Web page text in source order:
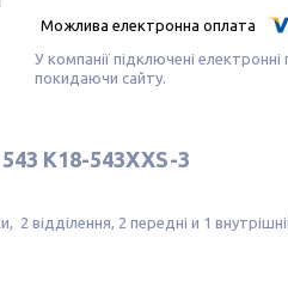
У компанії підключені
покидаючи сайту.
K18-543XXS-3
2 відділення, 2 передні и 1